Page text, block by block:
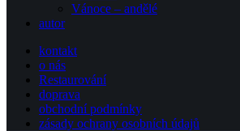
Vánoce – andělé
autor
kontakt
o nás
Restaurování
doprava
obchodní podmínky
zásady ochrany osobních údajů